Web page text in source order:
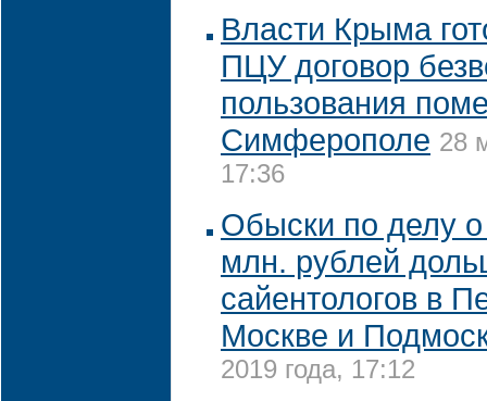
Власти Крыма
ПЦУ договор
пользования
Симферополе 28
17:36
Обыски по делу
млн. рублей
сайентологов в
Москве и
2019 года, 17:12